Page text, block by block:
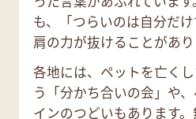
も、「つらいのは自分だ
肩の力が抜けることがあり
各地には、ペットを亡く
う「分かち合いの会」や
インのつどいもあります